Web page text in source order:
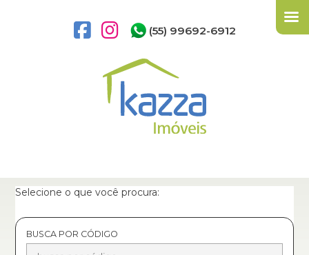
(55) 99692-6912
Selecione o que você procura:
BUSCA POR CÓDIGO